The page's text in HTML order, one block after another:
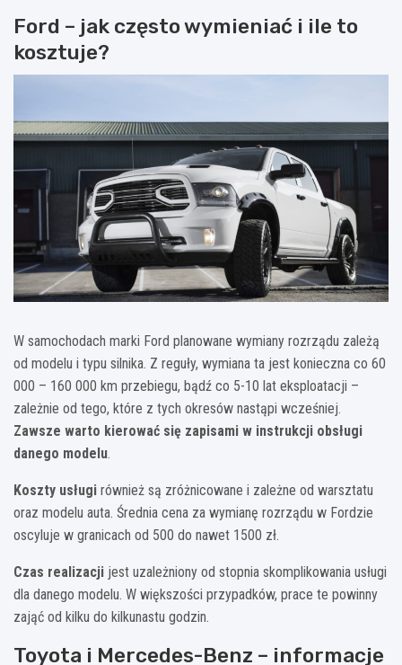
Ford – jak często wymieniać i ile to
kosztuje?
W samochodach marki Ford planowane wymiany rozrządu zależą
od modelu i typu silnika. Z reguły, wymiana ta jest konieczna co 60
000 – 160 000 km przebiegu, bądź co 5-10 lat eksploatacji –
zależnie od tego, które z tych okresów nastąpi wcześniej.
Zawsze warto kierować się zapisami w instrukcji obsługi
danego modelu.
Koszty usługi również są zróżnicowane i zależne od warsztatu
oraz modelu auta. Średnia cena za wymianę rozrządu w Fordzie
oscyluje w granicach od 500 do nawet 1500 zł.
Czas realizacji jest uzależniony od stopnia skomplikowania usługi
dla danego modelu. W większości przypadków, prace te powinny
zająć od kilku do kilkunastu godzin.
Toyota i Mercedes-Benz – informacje